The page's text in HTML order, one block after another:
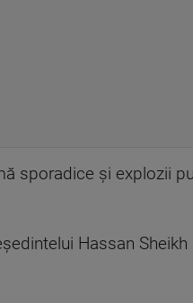
sporadice şi explozii
Hassan Sheikh